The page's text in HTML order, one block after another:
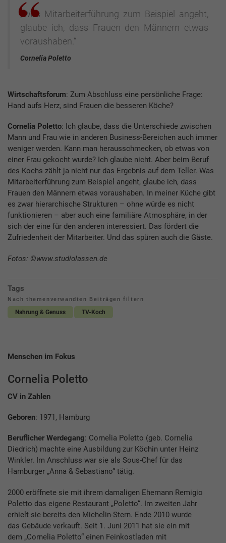
„Was Mitarbeiterführung zum Beispiel angeht,
glaube ich, dass Frauen den Männern etwas
voraushaben.“
Cornelia Poletto
Wirtschaftsforum: Zum Abschluss eine persönliche Frage:
Hand aufs Herz, sind Frauen die besseren Köche?
Cornelia Poletto: Ich glaube, dass die Unterschiede zwischen
Mann und Frau wie in anderen Business-Bereichen auch immer
weniger werden. Kann man herausschmecken, ob etwas von
einer Frau gekocht wurde? Ich glaube nicht. Aber beim Beruf
des Kochs zählt ja nicht nur das Ergebnis auf dem Teller. Was
Mitarbeiterführung zum Beispiel angeht, glaube ich, dass
Frauen den Männern etwas voraushaben. In meiner Küche gibt
es zwar hierarchische Strukturen – ohne würde es nicht
funktionieren – aber auch eine familiäre Atmosphäre, in der
sich der eine für den anderen interessiert. Das fördert die
Zufriedenheit der Mitarbeiter. Und das spüren auch die Gäste.
Fotos: ©www.studiolassen.de
Tags
Nach themenverwandten Beiträgen filtern
Nahrung & Genuss TV-Koch
Menschen im Fokus
Cornelia Poletto
CV in Zahlen
Geboren: 1971, Hamburg
Beruflicher Werdegang: Cornelia Poletto (geb. Cornelia
Diedrich) machte eine Ausbildung zur Köchin unter Heinz
Winkler. Im Anschluss war sie als Sous-Chef für das
Hamburger „Anna & Sebastiano“ tätig.
2000 eröffnete sie mit ihrem damaligen Ehemann Remigio
Poletto das eigene Restaurant „Poletto“. Im zweiten Jahr
erhielt sie bereits den Michelin-Stern. Ende 2010 wurde
das Gebäude verkauft. Seit 1. Juni 2011 hat sie ein mit
dem „Cornelia Poletto“ einen Feinkostladen mit